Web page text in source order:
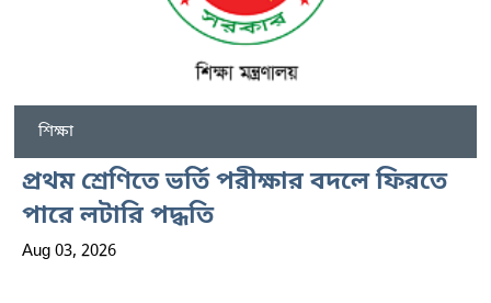
শিক্ষা
প্রথম শ্রেণিতে ভর্তি পরীক্ষার বদলে ফিরতে
পারে লটারি পদ্ধতি
Aug 03, 2026